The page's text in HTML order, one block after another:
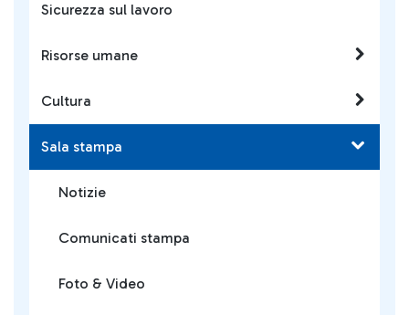
Sicurezza sul lavoro
Risorse umane
Cultura
Sala stampa
Notizie
Comunicati stampa
Foto & Video